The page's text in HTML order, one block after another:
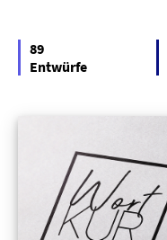
89
Entwürfe